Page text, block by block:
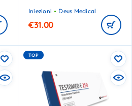
Iniezioni Deus Medical
€31.00
TOP